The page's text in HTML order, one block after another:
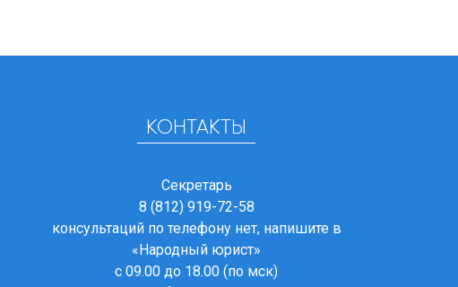
КОНТАКТЫ
Секретарь
8 (812) 919-72-58
консультаций по телефону нет, напишите в
«Народный юрист»
с 09.00 до 18.00 (по мск)